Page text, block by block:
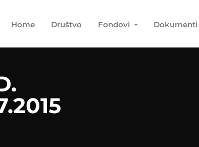
Home Društvo Fondovi Dokumenti